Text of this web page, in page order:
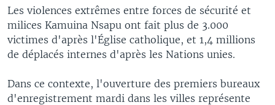
Les violences extrêmes entre forces de sécurité et
milices Kamuina Nsapu ont fait plus de 3.000
victimes d'après l'Église catholique, et 1,4 millions
de déplacés internes d'après les Nations unies.
Dans ce contexte, l'ouverture des premiers bureaux
d'enregistrement mardi dans les villes représente